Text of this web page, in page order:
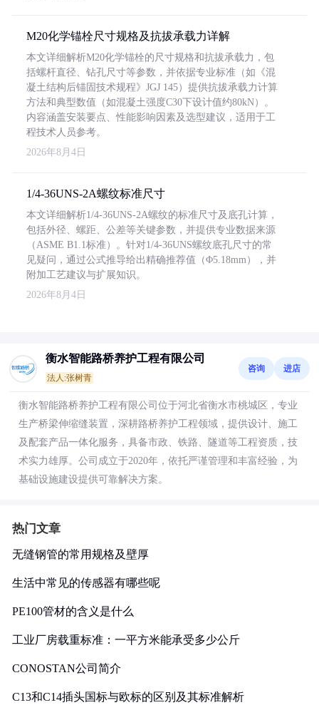
M20化学锚栓尺寸规格及抗拔承载力详解
本文详细解析M20化学锚栓的尺寸规格和抗拔承载力，包
括螺杆直径、钻孔尺寸等参数，并依据专业标准（如《混
凝土结构后锚固技术规程》JGJ 145）提供抗拔承载力计算
方法和典型数值（如混凝土强度C30下设计值约80kN）。
内容涵盖安装要点、性能影响因素及选型建议，适用于工
程技术人员参考。
2026年8月4日
1/4-36UNS-2A螺纹标准尺寸
本文详细解析1/4-36UNS-2A螺纹的标准尺寸及底孔计算，
包括外径、螺距、公差等关键参数，并提供专业数据来源
（ASME B1.1标准）。针对1/4-36UNS螺纹底孔尺寸的常
见疑问，通过公式推导给出精确推荐值（Φ5.18mm），并
附加工艺建议与扩展知识。
2026年8月4日
衡水智能路桥养护工程有限公司
法人:张树青
咨询 进店
衡水智能路桥养护工程有限公司位于河北省衡水市桃城区，专业
生产桥梁伸缩缝装置，深耕路桥养护工程领域，提供设计、施工
及配套产品一体化服务，具备市政、铁路、隧道等工程资质，技
术实力雄厚。公司成立于2020年，依托严谨管理和丰富经验，为
基础设施建设提供可靠解决方案。
热门文章
无缝钢管的常用规格及壁厚
生活中常见的传感器有哪些呢
PE100管材的含义是什么
工业厂房载重标准：一平方米能承受多少公斤
CONOSTAN公司简介
C13和C14插头国标与欧标的区别及其标准解析